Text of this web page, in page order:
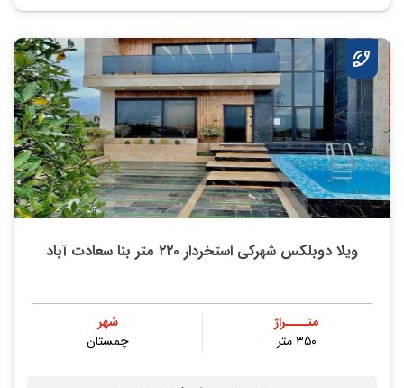
ویلا دوبلکس شهرکی استخردار ۲۲۰ متر بنا سعادت آباد
متــــراژ
۳۵۰ متر
شهر
چمستان